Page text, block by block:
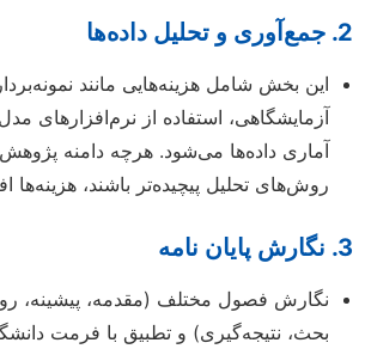
2. جمع‌آوری و تحلیل داده‌ها
این بخش شامل هزینه‌هایی مانند
آزمایشگاهی، استفاده از نرم‌افزارهای
آماری داده‌ها می‌شود. هرچه دامنه
روش‌های تحلیل پیچیده‌تر باشند، هزینه‌ها
3. نگارش پایان نامه
نگارش فصول مختلف (مقدمه، پیشینه،
بحث، نتیجه‌گیری) و تطبیق با فرمت